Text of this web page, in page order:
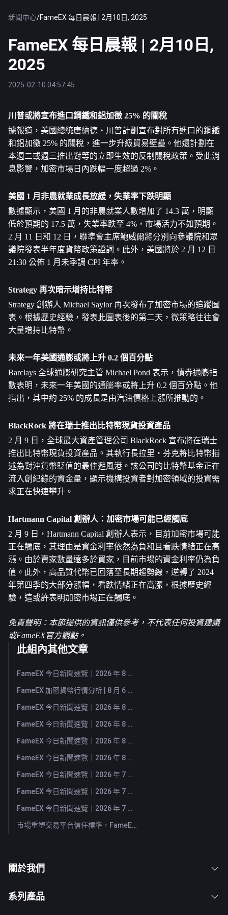
新聞中心/FameEX 每日晨報 | 2月10日, 2025
FameEX 每日晨報 | 2月10日,
2025
2025-02-10 04:57:45
川普或將宣布進口鋼鐵和鋁加徵 25% 的關稅
據報道，美國總統唐納德・川普計劃宣布對所有進口的鋼鐵
和鋁加徵 25% 的關稅，進一步升級貿易壁壘。他還計劃在
本週二或週三推出對等的立即生效的反制關稅政策。受此消
息影響，加密市場日內跌幅一度超過 2%。
美國 1 月非農就業成長放緩，失業率下跌明顯
數據顯示，美國 1 月的非農就業人數增加了 14.3 萬，明顯
低於預期的 17.5 萬，失業率跌至 4%，市場活力不如預期。
2 月 11 日和 12 日，聯準會主席鮑威爾將分別向參議院和眾
議院發表半年度貨幣政策證詞。此外，美國將於 2 月 12 日
21:30 公佈 1 月未季調 CPI 年率。
Strategy 再次暗示增持 比特幣
Strategy 創辦人 Michael Saylor 再次發布了加密市場的追蹤圖
表。根據歷史經驗，發表此圖表後的第二天，微策略往往會
大量增持比特幣。
未來一年美國通膨或將上升 0.2 個百分點
Barclays 全球通膨研究主管 Michael Pond 表示，債券通膨指
數表明，未來一年美國的通膨率或將上升 0.2 個百分點。他
指出，其中約 25% 的成長是由汽油價格上漲所推動的。
BlackRock 將在瑞士推出比特幣現貨投資產品
2 月 9 日，全球最大資產管理公司 BlackRock 宣布將在瑞士
推出比特幣現貨投資產品。其執行長拉里・芬克將比特幣描
述為對沖貨幣貶值的最佳避風港。該公司的比特幣基金正在
流入創紀錄的資金量，顯示機構投資者對加密領域的投資需
求正在快速攀升。
Hartmann Capital 創辦人：加密市場可能已經觸底
2 月 9 日，Hartmann Capital 創辦人表示，目前加密市場可能
正在觸底，其理由是資金利率依然為負和且看跌情緒正在高
漲。由於賣家數量遠多於買家，目前市場的資金利率仍為負
值。此外，高品質代幣已回落至長期趨勢線，逆轉了 2024
年第四季的大部分漲幅，看跌情緒正在高漲，根據歷史經
驗，這或許表明加密市場正在觸底。
免責聲明：本節提供的資訊僅供參考，不代表任何投資建議
或FameEX官方觀點。
此組內其他文章
FameEX 今日新聞速覽｜2026 年 8 月 7 日
FameEX 加密貨幣行情分析 | 8 月 6 日, 2026
FameEX 今日新聞速覽｜2026 年 8 月 6 日
FameEX 今日新聞速覽｜2026 年 8 月 5 日
FameEX 今日新聞速覽｜2026 年 8 月 4 日
FameEX 今日新聞速覽｜2026 年 8 月 3 日
FameEX 今日新聞速覽｜2026 年 7 月 31 日
FameEX 今日新聞速覽｜2026 年 7 月 30 日
FameEX 今日新聞速覽｜2026 年 7 月 29 日
市場重塑交易平台信任標準，FameEX 以八年穩健營運持續服務全球用戶
關於我們
系列產品